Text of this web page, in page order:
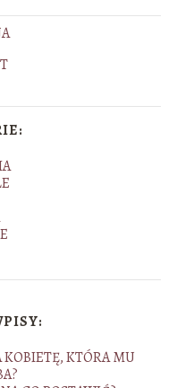
KOBIETĘ, KTÓRA MU